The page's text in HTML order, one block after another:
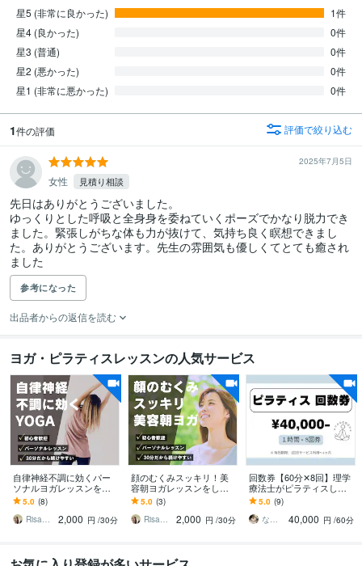
星5 (非常に良かった)
1件
星4 (良かった)
0件
星3 (普通)
0件
星2 (悪かった)
0件
星1 (非常に悪かった)
0件
1件の評価 評価で絞り込む
2025年7月5日
女性 見積り相談
先日はありがとうございました。
ゆっくりとした呼吸と全身身を委ねていくポーズでかなり脱力でき
ました。緊張しがちな体も力が抜けて、気持ち良く瞑想できまし
た。ありがとうございます。先生の雰囲気も優しくてとても癒され
参考になった
出品者からの返信を読む
ヨガ・ピラティスレッスンの人気サービス
自律神経不調に効くパー
ソナルヨガレッスンをし
ます ヨガ•ピラティス講師
歴6年、現役整体師による
30分レッスン
5.0 (8)
RisaPiraYoga
2,000 円 /30分
顔のむくみスッキリ！美
容朝ヨガレッスンをしま
す ヨガ•ピラティス講師歴
6年、現役整体師による30
分レッスン
5.0 (3)
RisaPiraYoga
2,000 円 /30分
回数券【60分✕8回】理学
療法士がピラティスしま
す \からだの専門家（理学
療法士）考案/ パーソナル
ピラテイス
5.0 (9)
ななみ｜理学療法士×ヨガ×ピラティス
40,000 円 /60分